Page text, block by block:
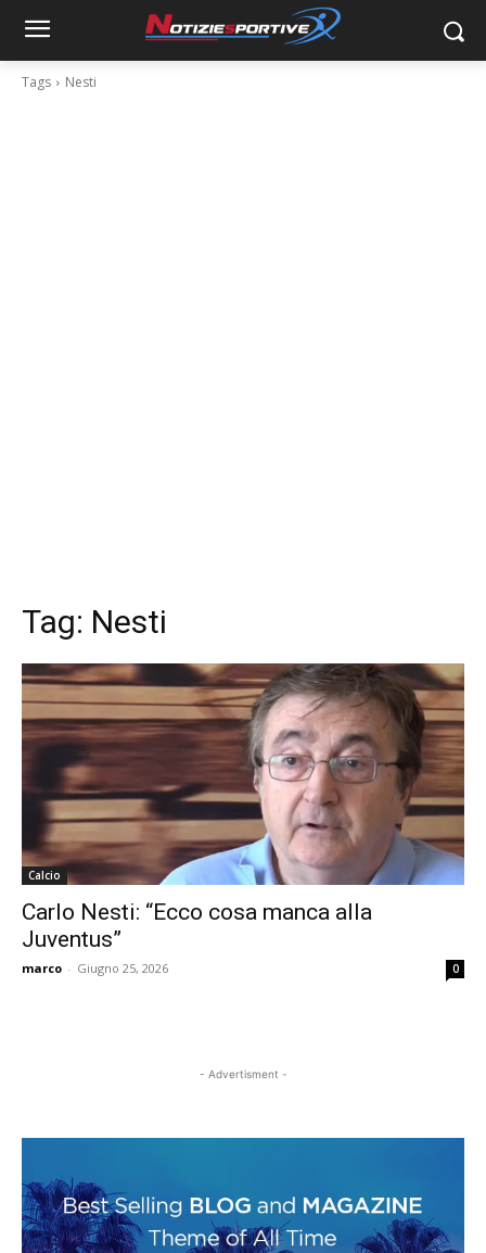
Tags Nesti
Tag: Nesti
Calcio
Carlo Nesti: “Ecco cosa manca alla
Juventus”
marco - Giugno 25, 2026 0
- Advertisment -